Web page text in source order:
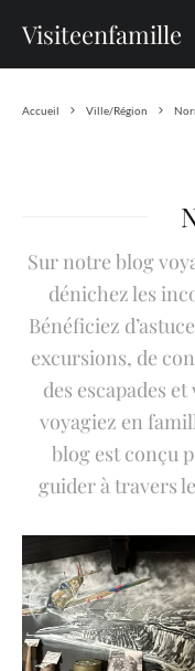
Visiteenfamille
Accueil Ville/Région
Sur notre blog
dénichez les
Bénéficiez
excursions, de
des escapades
voyagiez en
blog est conçu
guider à travers